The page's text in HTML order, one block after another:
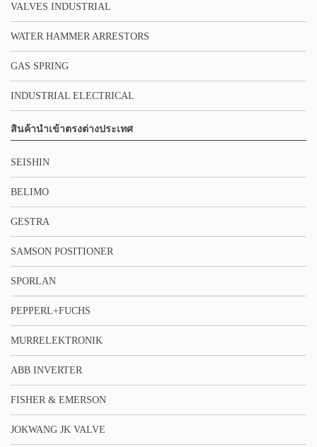
VALVES INDUSTRIAL
WATER HAMMER ARRESTORS
GAS SPRING
INDUSTRIAL ELECTRICAL
สินค้านำเข้าตรงต่างประเทศ
SEISHIN
BELIMO
GESTRA
SAMSON POSITIONER
SPORLAN
PEPPERL+FUCHS
MURRELEKTRONIK
ABB INVERTER
FISHER & EMERSON
JOKWANG JK VALVE